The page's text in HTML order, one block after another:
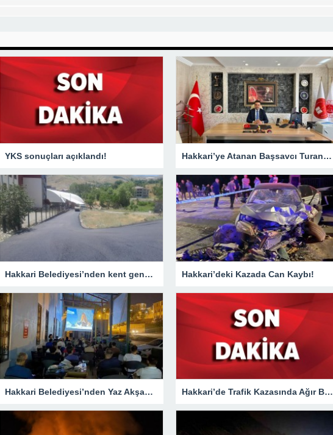
YKS sonuçları açıklandı! Hakkari’ye Atanan Başsavcı Turan Görevine Başladı
Hakkari Belediyesi’nden kent genelinde yoğun asfalt mesaisi Hakkari’deki Kazada Can Kaybı!
Hakkari Belediyesi’nden Yaz Akşamlarına Sinema Etkinliği Hakkari’de Trafik Kazasında Ağır Bilanço!